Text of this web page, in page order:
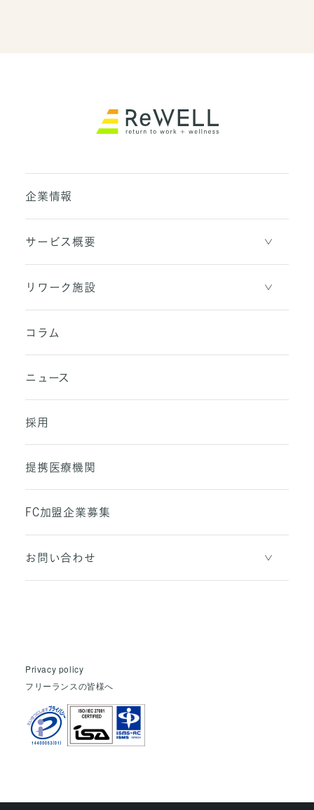
企業情報
サービス概要
リワーク施設
コラム
ニュース
採用
提携医療機関
FC加盟企業募集
お問い合わせ
Privacy policy
フリーランスの皆様へ